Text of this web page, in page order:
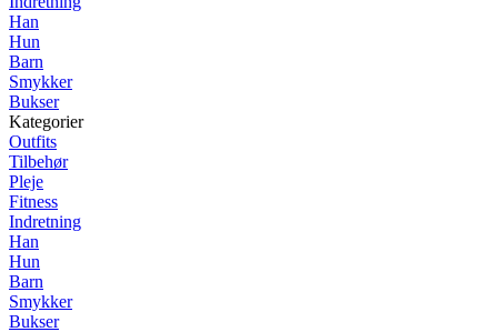
Han
Hun
Barn
Smykker
Bukser
Kategorier
Outfits
Tilbehør
Pleje
Fitness
Indretning
Han
Hun
Barn
Smykker
Bukser